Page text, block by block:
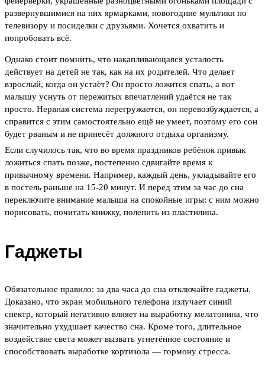
развернувшимися на них ярмарками, новогодние мультики по
телевизору и посиделки с друзьями. Хочется охватить и
попробовать всё.
Однако стоит помнить, что накапливающаяся усталость
действует на детей не так, как на их родителей. Что делает
взрослый, когда он устаёт? Он просто ложится спать, а вот
малышу уснуть от пережитых впечатлений удаётся не так
просто. Нервная система перегружается, он перевозбуждается, а
справится с этим самостоятельно ещё не умеет, поэтому его сон
будет рваным и не принесёт должного отдыха организму.
Если случилось так, что во время праздников ребёнок привык
ложиться спать позже, постепенно сдвигайте время к
привычному времени. Например, каждый день, укладывайте его
в постель раньше на 15-20 минут. И перед этим за час до сна
переключите внимание малыша на спокойные игры: с ним можно
порисовать, почитать книжку, полепить из пластилина.
Гаджеты
Обязательное правило: за два часа до сна отключайте гаджеты.
Доказано, что экран мобильного телефона излучает синий
спектр, который негативно влияет на выработку мелатонина, что
значительно ухудшает качество сна. Кроме того, длительное
воздействие света может вызвать угнетённое состояние и
способствовать выработке кортизола — гормону стресса.